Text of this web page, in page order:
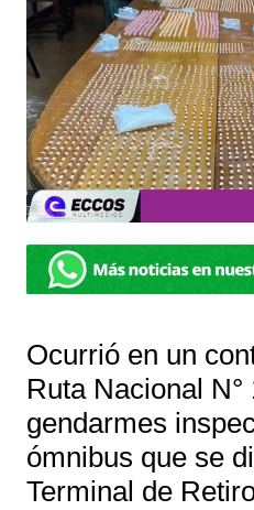
Ocurrió en un
Ruta Nacional
gendarmes
ómnibus que se
Terminal de